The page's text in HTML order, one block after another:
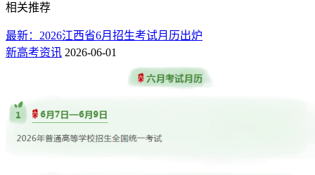
相关推荐
最新：2026江西省6月招生考试月历出炉
新高考资讯 2026-06-01